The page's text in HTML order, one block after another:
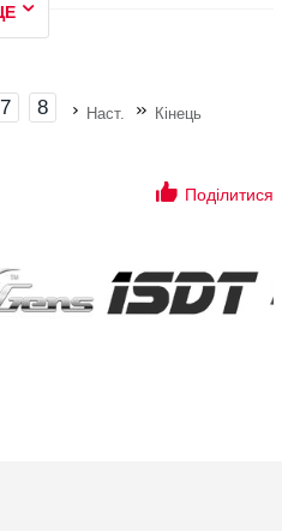
7 8 Наст. Кінець
Поділитися